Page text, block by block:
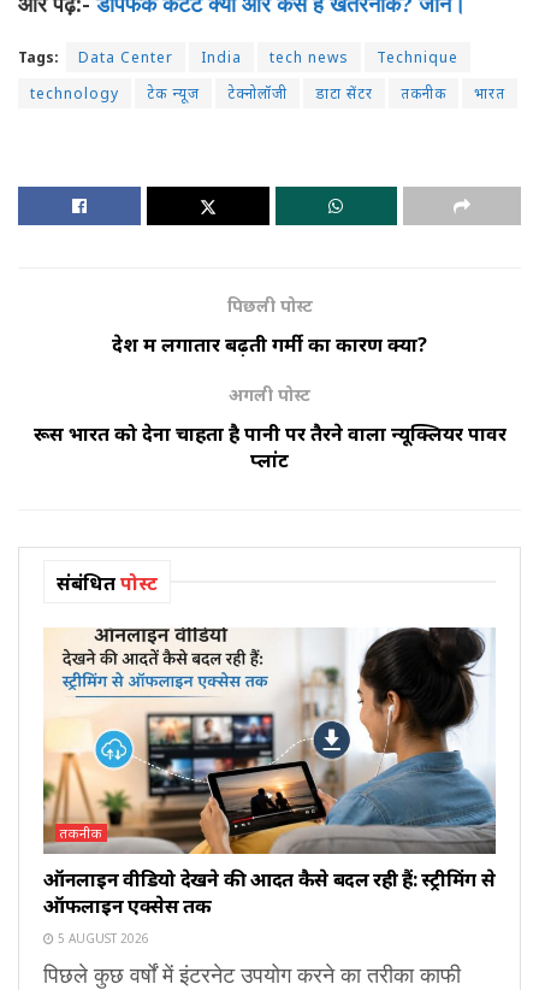
Tags: Data Center India tech news
Technique
technology
टेक न्यूज टेक्नोलॉजी डाटा सेंटर तकनीक भारत
पिछली पोस्ट
देश में लगातार बढ़ती गर्मी का कारण क्या?
अगली पोस्ट
रूस भारत को देना चाहता है पानी पर तैरने वाला न्यूक्लियर पावर
प्लांट
संबंधितपोस्ट
तकनीक
ऑनलाइन वीडियो देखने की आदतें कैसे बदल रही हैं: स्ट्रीमिंग से
ऑफलाइन एक्सेस तक
5 AUGUST 2026
पिछले कुछ वर्षों में इंटरनेट उपयोग करने का तरीका काफी